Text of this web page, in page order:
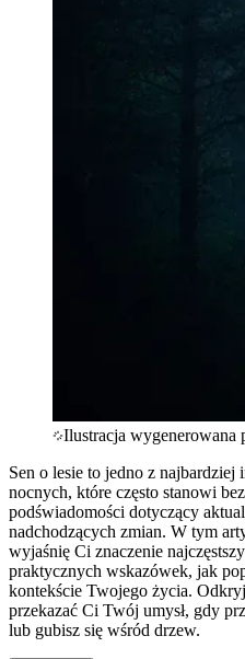
Ilustracja wygenerowana
Sen o lesie to jedno z najbardziej
nocnych, które często stanowi
podświadomości dotyczący
nadchodzących zmian. W tym
wyjaśnię Ci znaczenie
praktycznych wskazówek, jak
kontekście Twojego życia.
przekazać Ci Twój umysł, gdy
lub gubisz się wśród drzew.